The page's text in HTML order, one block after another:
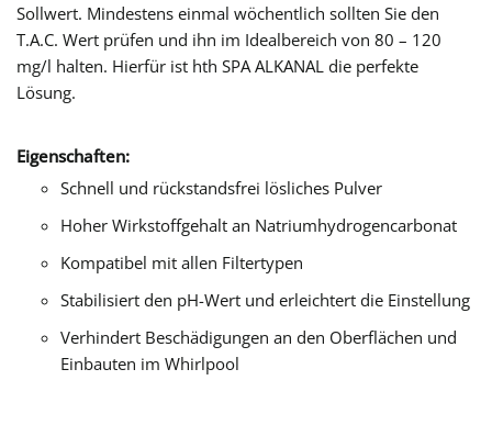
Sollwert. Mindestens einmal wöchentlich sollten Sie den
T.A.C. Wert prüfen und ihn im Idealbereich von 80 – 120
mg/l halten. Hierfür ist hth SPA ALKANAL die perfekte
Lösung.
Eigenschaften:
Schnell und rückstandsfrei lösliches Pulver
Hoher Wirkstoffgehalt an Natriumhydrogencarbonat
Kompatibel mit allen Filtertypen
Stabilisiert den pH-Wert und erleichtert die Einstellung
Verhindert Beschädigungen an den Oberflächen und
Einbauten im Whirlpool